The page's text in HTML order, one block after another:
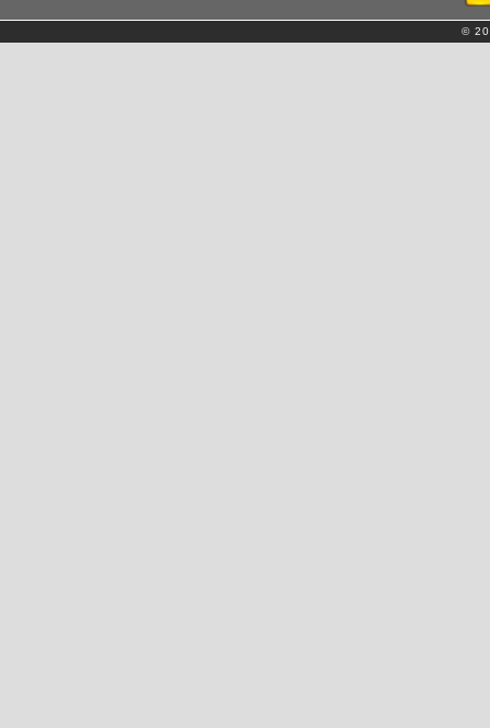
©